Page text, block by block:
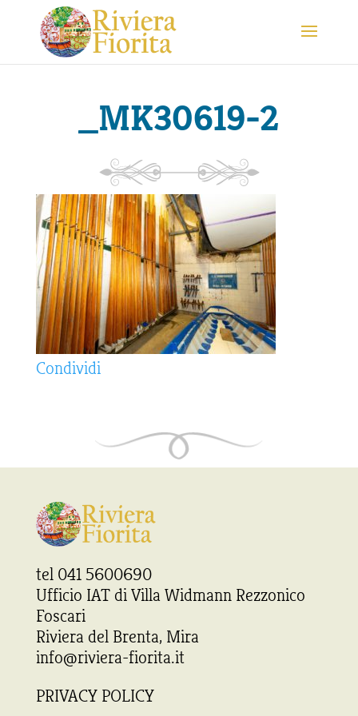
_MK30619-2
Condividi
tel 041 5600690
Ufficio IAT di Villa Widmann Rezzonico
Foscari
Riviera del Brenta, Mira
info@riviera-fiorita.it
PRIVACY POLICY